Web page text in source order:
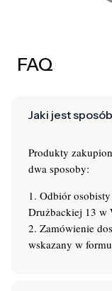
FAQ
Jaki jest
Produkty
dwa sposoby:
1. Odbiór
Drużbackiej 13 w
2. Zamówienie
wskazany w